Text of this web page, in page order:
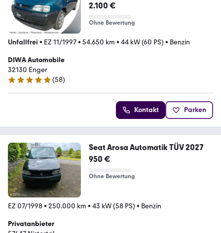
2.100 €
Ohne Bewertung
Unfallfrei • EZ 11/1997• 54.650 km • 44 kW (60 PS) • Benzin
DIWA Automobile
32130 Enger
5 Sterne
(58)
Kontakt Parken
Seat Arosa Automatik TÜV 2027
950 €
Ohne Bewertung
EZ 07/1998• 250.000 km • 43 kW (58 PS) • Benzin
Privatanbieter